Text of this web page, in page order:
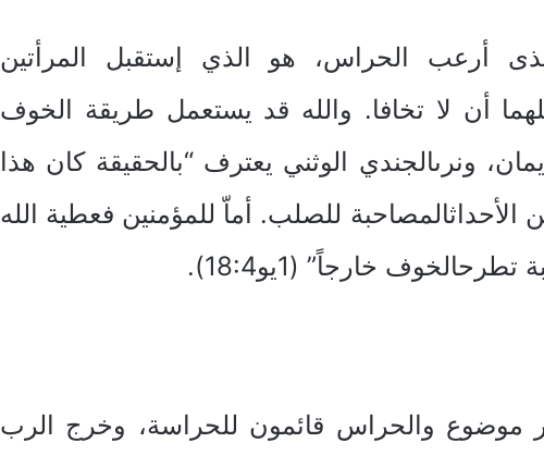
أرعب الحراس، هو الذي إستقبل المرأتين
أن لا تخافا. والله قد يستعمل طريقة الخوف
ونرىالجندي الوثني يعترف “بالحقيقة كان هذا
الأحداثالمصاحبة للصلب. أماّ‍ للمؤمنين فعطية الله
خارجاً” (1يو18:4).
موضوع والحراس قائمون للحراسة، وخرج الرب